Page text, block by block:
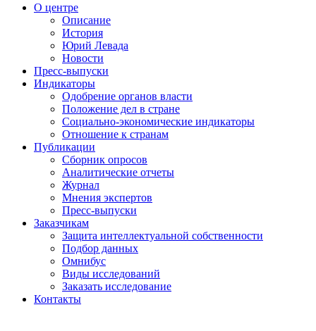
О центре
Описание
История
Юрий Левада
Новости
Пресс-выпуски
Индикаторы
Одобрение органов власти
Положение дел в стране
Социально-экономические индикаторы
Отношение к странам
Публикации
Сборник опросов
Аналитические отчеты
Журнал
Мнения экспертов
Пресс-выпуски
Заказчикам
Защита интеллектуальной собственности
Подбор данных
Омнибус
Виды исследований
Заказать исследование
Контакты